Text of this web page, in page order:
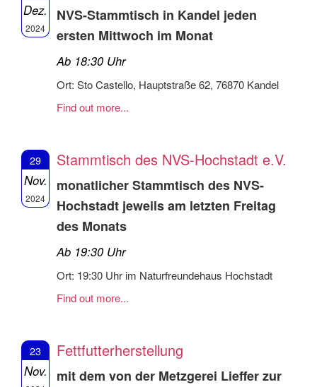
Dez.
2024
NVS-Stammtisch in Kandel jeden
ersten Mittwoch im Monat
Ab 18:30 Uhr
Ort: Sto Castello, Hauptstraße 62, 76870 Kandel
Find out more...
29
Nov.
2024
Stammtisch des NVS-Hochstadt e.V.
monatlicher Stammtisch des NVS-
Hochstadt jeweils am letzten Freitag
des Monats
Ab 19:30 Uhr
Ort: 19:30 Uhr im Naturfreundehaus Hochstadt
Find out more...
23
Nov.
Fettfutterherstellung
mit dem von der Metzgerei Lieffer zur